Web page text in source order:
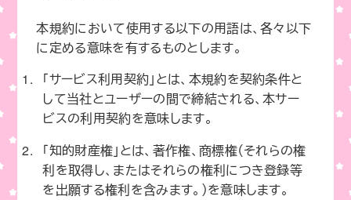
本規約において使用する以下の用語は、各々以下
に定める意味を有するものとします。
「サービス利用契約」とは、本規約を契約条件と
して当社とユーザーの間で締結される、本サー
ビスの利用契約を意味します。
「知的財産権」とは、著作権、商標権（それらの権
利を取得し、またはそれらの権利につき登録等
を出願する権利を含みます。）を意味します。